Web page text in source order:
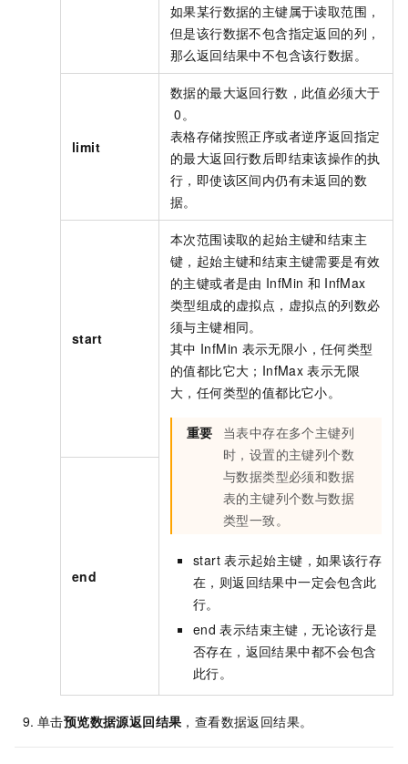
如果某行数据的主键属于读取范围，
但是该行数据不包含指定返回的列，
那么返回结果中不包含该行数据。
limit
数据的最大返回行数，此值必须大于
0。
表格存储按照正序或者逆序返回指定
的最大返回行数后即结束该操作的执
行，即使该区间内仍有未返回的数
据。
start
本次范围读取的起始主键和结束主
键，起始主键和结束主键需要是有效
的主键或者是由 InfMin 和 InfMax
类型组成的虚拟点，虚拟点的列数必
须与主键相同。
其中 InfMin 表示无限小，任何类型
的值都比它大；InfMax 表示无限
大，任何类型的值都比它小。
重要
当表中存在多个主键列
时，设置的主键列个数
与数据类型必须和数据
表的主键列个数与数据
类型一致。
start 表示起始主键，如果该行存
在，则返回结果中一定会包含此
行。
end 表示结束主键，无论该行是
否存在，返回结果中都不会包含
此行。
end
单击预览数据源返回结果 ，查看数据返回结果。